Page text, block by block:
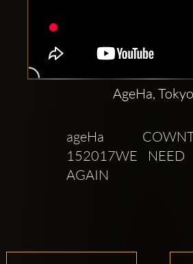
AgeHa, Tokyo
ageHa
152017WE NEED
AGAIN